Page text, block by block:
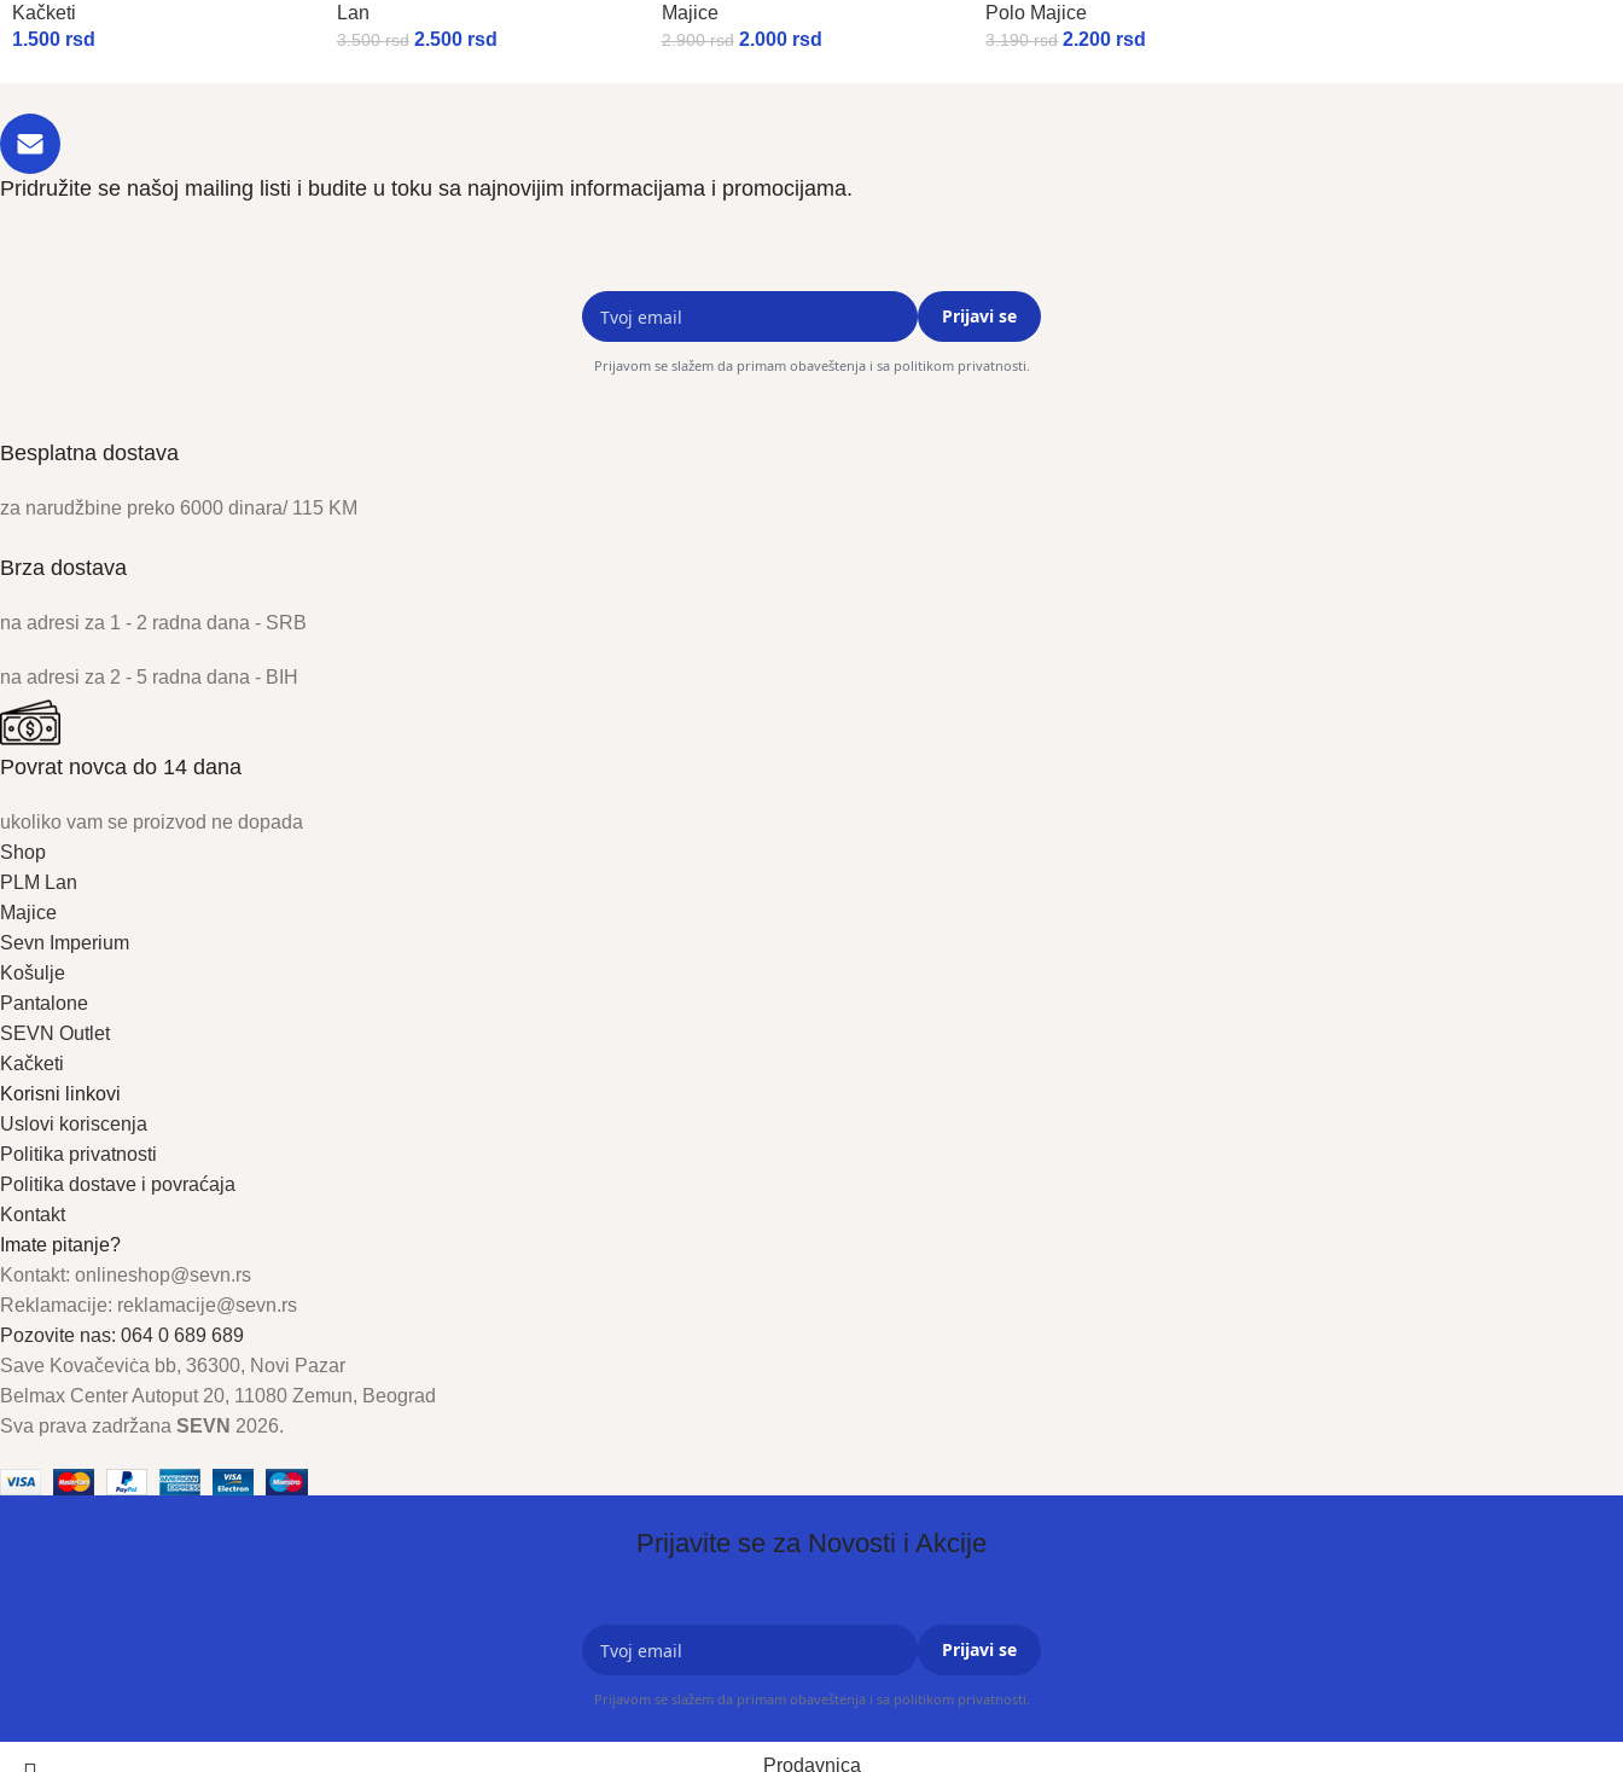
Kačketi
1.500 rsd
Lan
3.500rsd 2.500 rsd
Majice
2.900rsd 2.000 rsd
Polo Majice
3.190rsd 2.200 rsd
Pridružite se našoj mailing listi i budite u toku sa najnovijim informacijama i promocijama.
Prijavi se
Prijavom se slažem da primam obaveštenja i sa politikom privatnosti.
Besplatna dostava
za narudžbine preko 6000 dinara/ 115 KM
Brza dostava
na adresi za 1 - 2 radna dana - SRB
na adresi za 2 - 5 radna dana - BIH
Povrat novca do 14 dana
ukoliko vam se proizvod ne dopada
Shop
PLM Lan
Majice
Sevn Imperium
Košulje
Pantalone
SEVN Outlet
Kačketi
Korisni linkovi
Uslovi koriscenja
Politika privatnosti
Politika dostave i povraćaja
Kontakt
Imate pitanje?
Kontakt: onlineshop@sevn.rs
Reklamacije: reklamacije@sevn.rs
Pozovite nas: 064 0 689 689
Save Kovačeviċa bb, 36300, Novi Pazar
Belmax Center Autoput 20, 11080 Zemun, Beograd
Sva prava zadržana SEVN 2026.
Prijavite se za Novosti i Akcije
Prijavi se
Prijavom se slažem da primam obaveštenja i sa politikom privatnosti.
Prodavnica